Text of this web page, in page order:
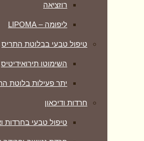
רוזציאה
ליפומה – LIPOMA
טיפול טבעי בבלוטת התריס
השימוטו תירואידיטיס
יתר פעילות בלוטת
חרדות ודיכאון
טיפול טבעי בחרדות